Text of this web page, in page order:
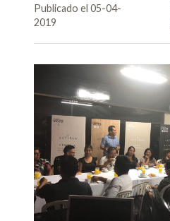
Publicado el 05-04-
2019